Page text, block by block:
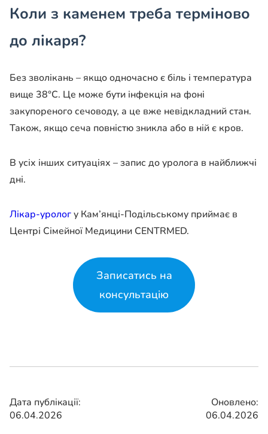
Коли з каменем треба терміново
до лікаря?
Без зволікань – якщо одночасно є біль і температура
вище 38°C. Це може бути інфекція на фоні
закупореного сечоводу, а це вже невідкладний стан.
Також, якщо сеча повністю зникла або в ній є кров.
В усіх інших ситуаціях – запис до уролога в найближчі
дні.
Лікар-урологу Кам’янці-Подільському приймає в
Центрі Сімейної Медицини CENTRMED.
Записатись на
консультацію
Дата публікації:
06.04.2026
Оновлено:
06.04.2026